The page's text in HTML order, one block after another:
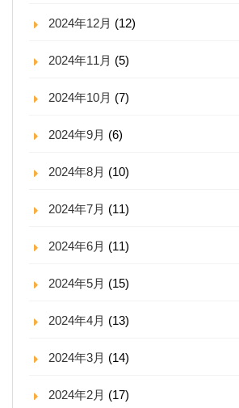
2024年12月 (12)
2024年11月 (5)
2024年10月 (7)
2024年9月 (6)
2024年8月 (10)
2024年7月 (11)
2024年6月 (11)
2024年5月 (15)
2024年4月 (13)
2024年3月 (14)
2024年2月 (17)